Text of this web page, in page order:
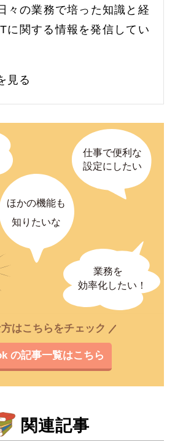
々の業務で培った知識と経
に関する情報を発信してい
見る
はこちらをチェック
の記事一覧はこちら
関連記事